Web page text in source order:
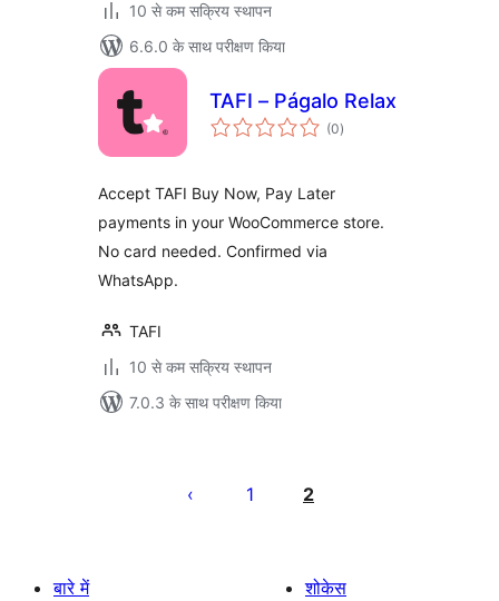
10 से कम सक्रिय स्थापन
6.6.0 के साथ परीक्षण किया
TAFI – Págalo Relax
(0कुल
दर)
Accept TAFI Buy Now, Pay Later
payments in your WooCommerce store.
No card needed. Confirmed via
WhatsApp.
TAFI
10 से कम सक्रिय स्थापन
7.0.3 के साथ परीक्षण किया
1 2
बारे में
शोकेस